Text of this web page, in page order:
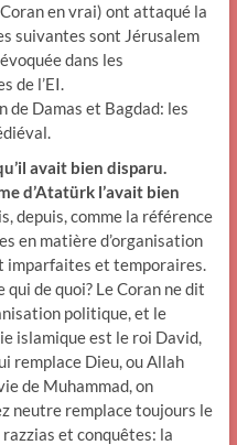
en vrai) ont attaqué la
suivantes sont Jérusalem
dans les
de l’EI.
de Damas et Bagdad: les
avait bien disparu.
d’Atatürk l’avait bien
depuis, comme la référence
en matière d’organisation
imparfaites et temporaires.
de quoi? Le Coran ne dit
politique, et le
islamique est le roi David,
remplace Dieu, ou Allah
de Muhammad, on
neutre remplace toujours le
et conquêtes: la